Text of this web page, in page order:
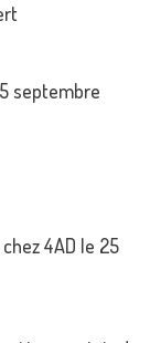
septembre
4AD le 25